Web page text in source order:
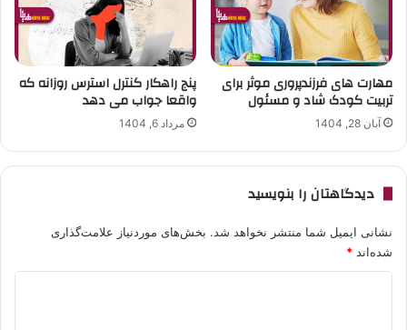
مهارت های فرزندپروری موثر برای
تربیت کودک شاد و مسئول
آبان 28, 1404
پنج راهکار کنترل استرس روزانه که
واقعا جواب می دهد
مرداد 6, 1404
دیدگاهتان را بنویسید
نشانی ایمیل شما منتشر نخواهد شد. بخش‌های موردنیاز علامت‌گذاری
شده‌اند *